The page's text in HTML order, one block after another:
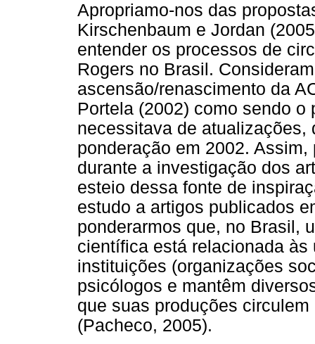
Apropriamo-nos das
Kirschenbaum e Jordan
entender os processos de
Rogers no Brasil.
ascensão/renascimento da
Portela (2002) como sendo
necessitava de atualizações,
ponderação em 2002.
durante a investigação dos
esteio dessa fonte de
estudo a artigos publicados
ponderarmos que, no Brasil,
científica está relacionada
instituições (organizações
psicólogos e mantêm
que suas produções
(Pacheco, 2005).